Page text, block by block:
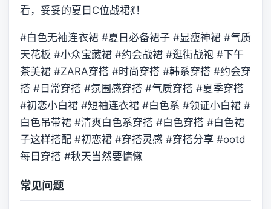
看，妥妥的夏日C位战裙💃！
#白色无袖连衣裙 #夏日必备裙子 #显瘦神裙 #气质
天花板 #小众宝藏裙 #约会战裙 #逛街战袍 #下午
茶美裙 #ZARA穿搭 #时尚穿搭 #韩系穿搭 #约会穿
搭 #日常穿搭 #氛围感穿搭 #气质穿搭 #夏季穿搭
#初恋小白裙 #短袖连衣裙 #白色系 #领证小白裙 #
白色吊带裙 #清爽白色系穿搭 #白色穿搭 #白色裙
子这样搭配 #初恋裙 #穿搭灵感 #穿搭分享 #ootd
每日穿搭 #秋天当然要慵懒
常见问题